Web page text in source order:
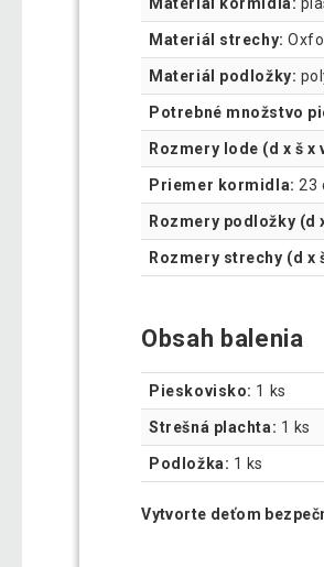
Materiál strechy:
Materiál podložky:
Potrebné množstvo
Rozmery lode (d x š x
Priemer kormidla: 23
Rozmery podložky (d
Rozmery strechy (d x
Obsah balenia
Pieskovisko: 1 ks
Strešná plachta: 1 ks
Podložka: 1 ks
Vytvorte deťom